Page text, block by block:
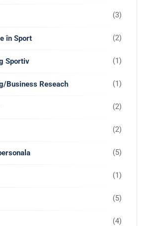
(3)
în Sport (2)
Sportiv (1)
Business Reseach (1)
(2)
(2)
(5)
(1)
(5)
(4)